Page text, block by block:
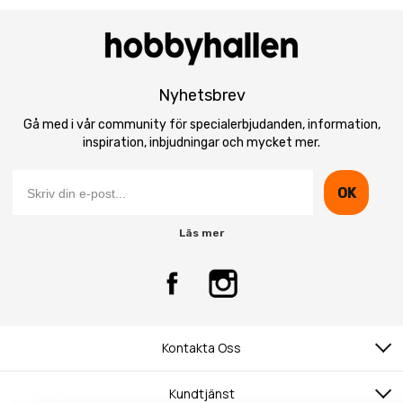
Nyhetsbrev
Gå med i vår community för specialerbjudanden, information,
inspiration, inbjudningar och mycket mer.
OK
Läs mer
Kontakta Oss
Kundtjänst